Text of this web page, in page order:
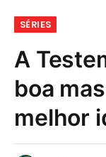
SÉRIES
A
boa
melhor